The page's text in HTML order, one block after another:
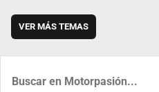
VER MÁS TEMAS